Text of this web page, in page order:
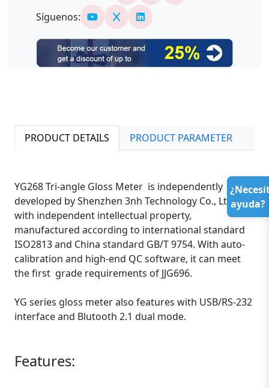
Síguenos:
PRODUCT DETAILS PRODUCT PARAMETER
YG268 Tri-angle Gloss Meter is independently
developed by Shenzhen 3nh Technology Co., Ltd
with independent intellectual property,
manufactured according to international standard
ISO2813 and China standard GB/T 9754. With auto-
calibration and high-end QC software, it can meet
the first grade requirements of JJG696.
YG series gloss meter also features with USB/RS-232
interface and Blutooth 2.1 dual mode.
Features:
ayuda?